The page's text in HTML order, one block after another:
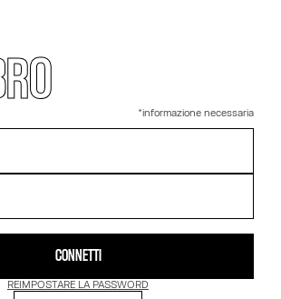
*informazione necessaria
CONNETTI
REIMPOSTARE LA PASSWORD